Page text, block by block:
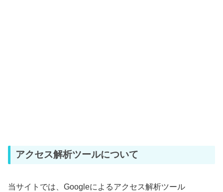
アクセス解析ツールについて
当サイトでは、Googleによるアクセス解析ツール